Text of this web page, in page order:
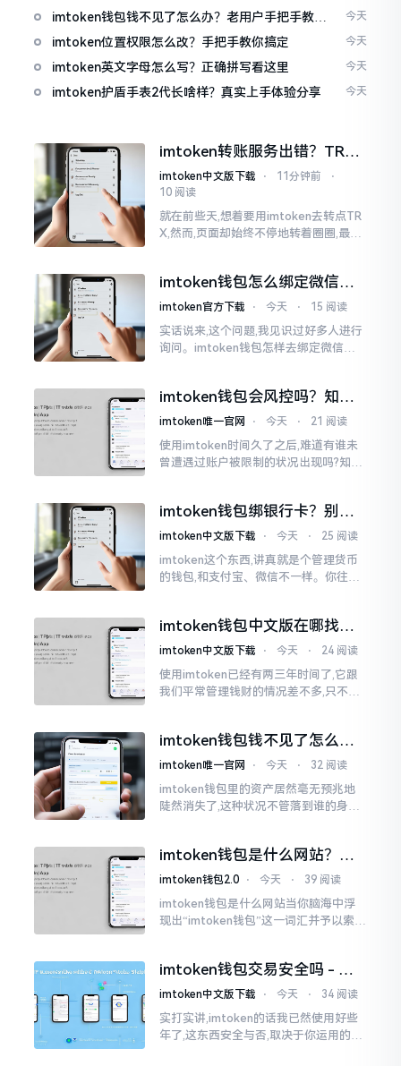
老币民告诉你
imtoken钱包钱不见了怎么办？老用户手把手教你
找回
今天
imtoken位置权限怎么改？手把手教你搞定 今天
imtoken英文字母怎么写？正确拼写看这里 今天
imtoken护盾手表2代长啥样？真实上手体验分享 今天
imtoken转账服务出错？TRX
转不出去别慌，这几招试试
imtoken中文版下载 ⋅ 11分钟前
⋅
10 阅读
就在前些天,想着要用imtoken去转点TR
X,然而,页面却始终不停地转着圈圈,最终
imtoken钱包怎么绑定微信？
答案可能让你失望
imtoken官方下载 ⋅ 今天 ⋅ 15 阅读
实话说来,这个问题,我见识过好多人进行
询问。imtoken钱包怎样去绑定微信呢?
试。随后予以明晰
imtoken钱包会风控吗？知乎
上的说法靠不靠谱，老币民告
imtoken唯一官网 ⋅ 今天 ⋅ 21 阅读
使用imtoken时间久了之后,难道有谁未
曾遭遇过账户被限制的状况出现吗?知乎
制。
imtoken钱包绑银行卡？别折
腾了，真相是这样的
imtoken中文版下载 ⋅ 今天 ⋅ 25 阅读
imtoken这个东西,讲真就是个管理货币
的钱包,和支付宝、微信不一样。你往里
imtoken钱包中文版在哪找？
老手教你避坑
imtoken中文版下载 ⋅ 今天 ⋅ 24 阅读
使用imtoken已经有两三年时间了,它跟
我们平常管理钱财的情况差不多,只不过
许许多多的链接
imtoken钱包钱不见了怎么
办？老用户手把手教你找回
imtoken唯一官网 ⋅ 今天 ⋅ 32 阅读
imtoken钱包里的资产居然毫无预兆地
陡然消失了,这种状况不管落到谁的身上,
打开钱包查看时
imtoken钱包是什么网站？一
文说清楚这玩意
imtoken钱包2.0 ⋅ 今天 ⋅ 39 阅读
imtoken钱包是什么网站当你脑海中浮
现出“imtoken钱包”这一词汇并予以索求
我也曾短暂错愕
imtoken钱包交易安全吗 - 老
用户的一些心里话
imtoken中文版下载 ⋅ 今天 ⋅ 34 阅读
实打实讲,imtoken的话我已然使用好些
年了,这东西安全与否,取决于你运用的方